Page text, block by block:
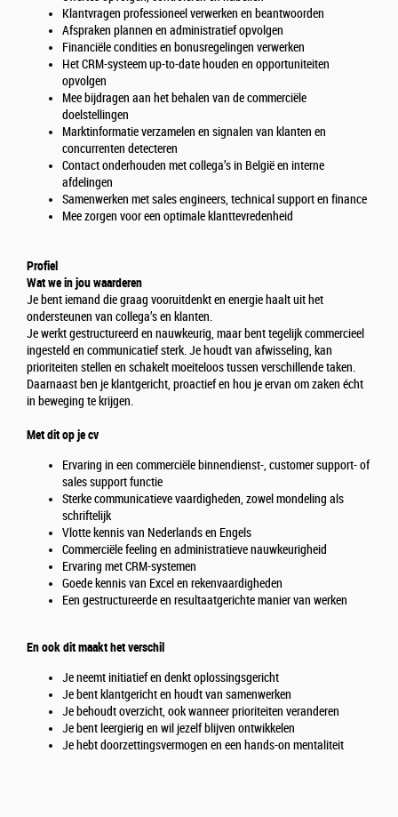
Klantvragen professioneel verwerken en beantwoorden
Afspraken plannen en administratief opvolgen
Financiële condities en bonusregelingen verwerken
Het CRM-systeem up-to-date houden en opportuniteiten
opvolgen
Mee bijdragen aan het behalen van de commerciële
doelstellingen
Marktinformatie verzamelen en signalen van klanten en
concurrenten detecteren
Contact onderhouden met collega’s in België en interne
afdelingen
Samenwerken met sales engineers, technical support en finance
Mee zorgen voor een optimale klanttevredenheid
Profiel
Wat we in jou waarderen
Je bent iemand die graag vooruitdenkt en energie haalt uit het
ondersteunen van collega’s en klanten.
Je werkt gestructureerd en nauwkeurig, maar bent tegelijk commercieel
ingesteld en communicatief sterk. Je houdt van afwisseling, kan
prioriteiten stellen en schakelt moeiteloos tussen verschillende taken.
Daarnaast ben je klantgericht, proactief en hou je ervan om zaken écht
in beweging te krijgen.
Met dit op je cv
Ervaring in een commerciële binnendienst-, customer support- of
sales support functie
Sterke communicatieve vaardigheden, zowel mondeling als
schriftelijk
Vlotte kennis van Nederlands en Engels
Commerciële feeling en administratieve nauwkeurigheid
Ervaring met CRM-systemen
Goede kennis van Excel en rekenvaardigheden
Een gestructureerde en resultaatgerichte manier van werken
En ook dit maakt het verschil
Je neemt initiatief en denkt oplossingsgericht
Je bent klantgericht en houdt van samenwerken
Je behoudt overzicht, ook wanneer prioriteiten veranderen
Je bent leergierig en wil jezelf blijven ontwikkelen
Je hebt doorzettingsvermogen en een hands-on mentaliteit